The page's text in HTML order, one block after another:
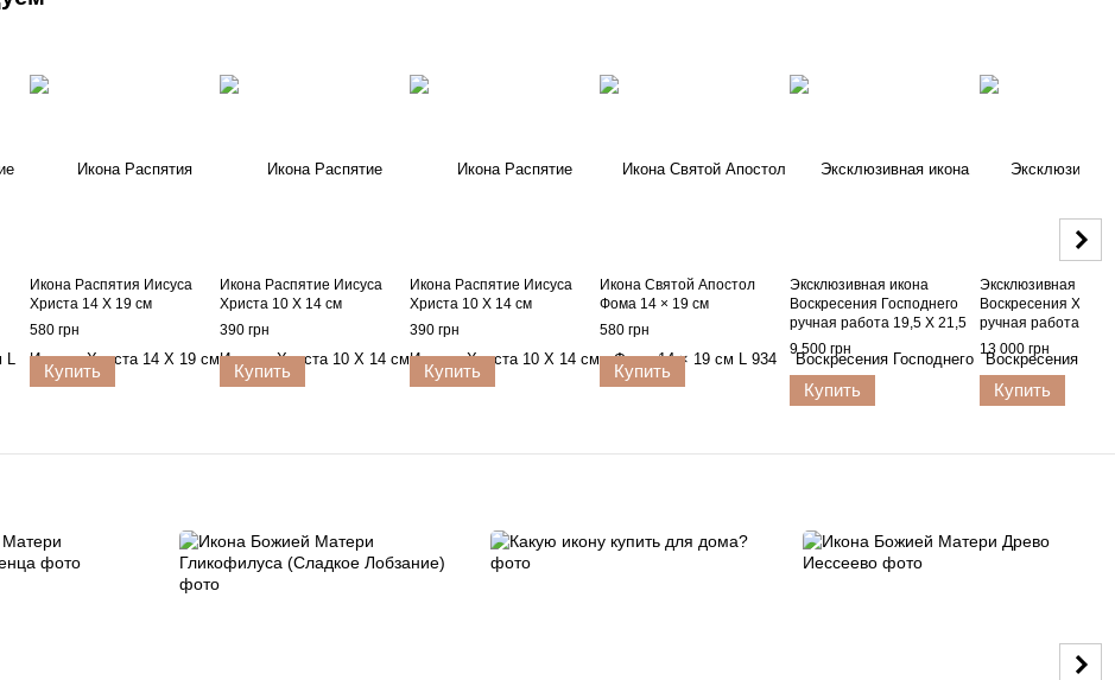
Икона Распятия Иисуса
Христа 14 Х 19 см
580 грн
Купить
Икона Распятие Иисуса
Христа 10 Х 14 см
390 грн
Купить
Икона Распятие Иисуса
Христа 10 Х 14 см
390 грн
Купить
Икона Святой Апостол
Фома 14 × 19 см
580 грн
Купить
Эксклюзивная икона
Воскресения Господнего
ручная работа 19,5 Х 21,5
см
9 500 грн
Купить
Эксклюзивная
Воскресения
ручная работа 21
13 000 грн
Купить